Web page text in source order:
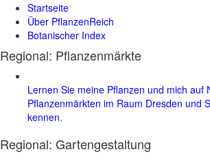
Startseite
Über PflanzenReich
Botanischer Index
Regional: Pflanzenmärkte
Lernen Sie meine Pflanzen und mich auf
Pflanzenmärkten im Raum Dresden und
kennen.
Regional: Gartengestaltung